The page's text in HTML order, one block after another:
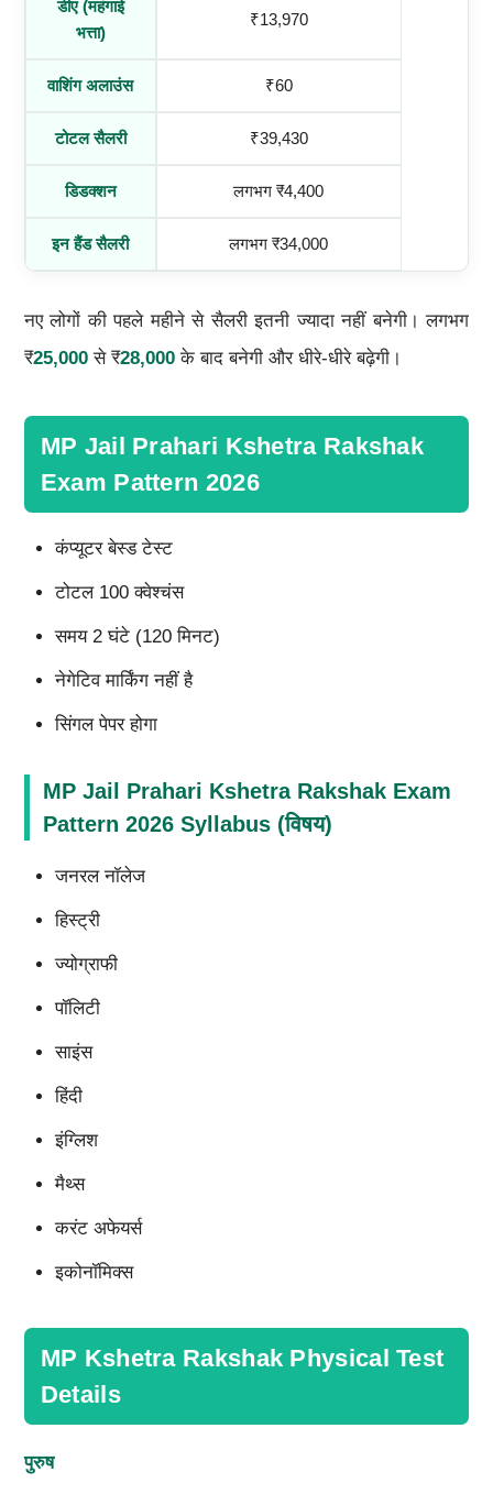
डीए (महंगाई
भत्ता)
₹13,970
वाशिंग अलाउंस ₹60
टोटल सैलरी ₹39,430
डिडक्शन लगभग ₹4,400
इन हैंड सैलरी लगभग ₹34,000
नए लोगों की पहले महीने से सैलरी इतनी ज्यादा नहीं बनेगी। लगभग
₹25,000से ₹28,000के बाद बनेगी और धीरे-धीरे बढ़ेगी।
MP Jail Prahari Kshetra Rakshak
Exam Pattern 2026
कंप्यूटर बेस्ड टेस्ट
टोटल 100 क्वेश्चंस
समय 2 घंटे (120 मिनट)
नेगेटिव मार्किंग नहीं है
सिंगल पेपर होगा
MP Jail Prahari Kshetra Rakshak Exam
Pattern 2026 Syllabus (विषय)
जनरल नॉलेज
हिस्ट्री
ज्योग्राफी
पॉलिटी
साइंस
हिंदी
इंग्लिश
मैथ्स
करंट अफेयर्स
इकोनॉमिक्स
MP Kshetra Rakshak Physical Test
Details
पुरुष